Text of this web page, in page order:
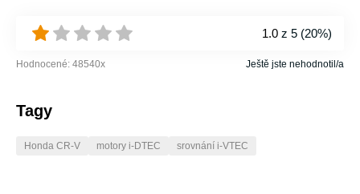
1.0 z 5 (20%)
Hodnocené: 48540x Ještě jste nehodnotil/a
Tagy
Honda CR-V motory i-DTEC srovnání i-VTEC